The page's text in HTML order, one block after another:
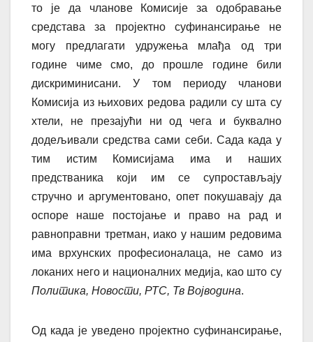
то је да чланове Комисије за одобравање
средстава за пројектно суфинансирање не
могу предлагати удружења млађа од три
године чиме смо, до прошле године били
дискриминисани. У том периоду чланови
Комисија из њихових редова радили су шта су
хтели, не презајући ни од чега и буквално
додељивали средства сами себи. Сада када у
тим истим Комисијама има и наших
предстваника који им се супростављају
стручно и аргументовано, опет покушавају да
оспоре наше постојање и право на рад и
равноправни третман, иако у нашим редовима
има врхунских професионалаца, не само из
локаних него и националних медија, као што су
Политика, Новости, РТС, Тв Војводина.
Од када је уведено пројектно суфинансирање,